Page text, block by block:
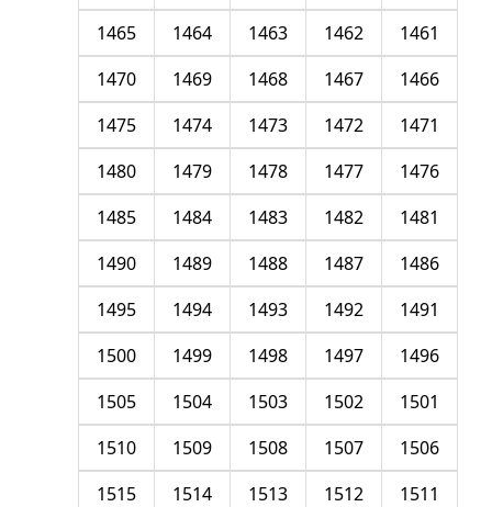
1461
1462
1463
1464
1465
1466
1467
1468
1469
1470
1471
1472
1473
1474
1475
1476
1477
1478
1479
1480
1481
1482
1483
1484
1485
1486
1487
1488
1489
1490
1491
1492
1493
1494
1495
1496
1497
1498
1499
1500
1501
1502
1503
1504
1505
1506
1507
1508
1509
1510
1511
1512
1513
1514
1515